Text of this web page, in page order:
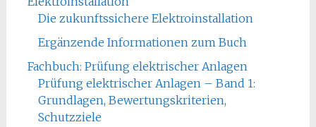
Die zukunftssichere Elektroinstallation
Ergänzende Informationen zum Buch
Fachbuch: Prüfung elektrischer Anlagen
Prüfung elektrischer Anlagen – Band 1:
Grundlagen, Bewertungskriterien,
Schutzziele